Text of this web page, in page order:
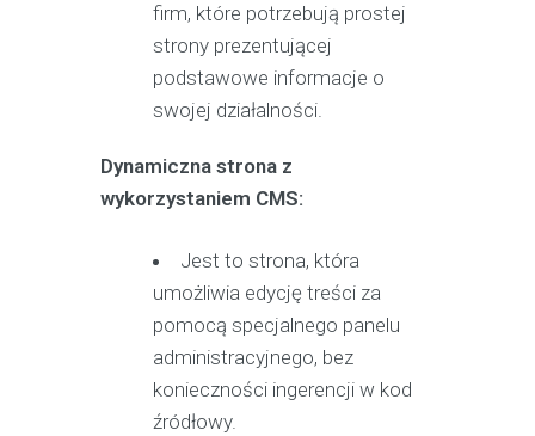
firm, które potrzebują prostej
strony prezentującej
podstawowe informacje o
swojej działalności.
Dynamiczna strona z
wykorzystaniem CMS:
Jest to strona, która
umożliwia edycję treści za
pomocą specjalnego panelu
administracyjnego, bez
konieczności ingerencji w kod
źródłowy.